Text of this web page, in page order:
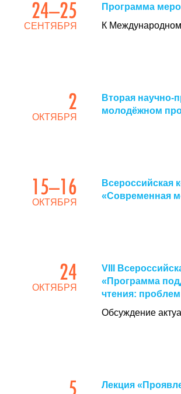
24–25
СЕНТЯБРЯ
Программа
К
2
ОКТЯБРЯ
Вторая научно-
молодёжном
15–16
ОКТЯБРЯ
Всероссийская
«Современная
24
ОКТЯБРЯ
VIII
«Программа
чтения:
Обсуждение
5 Лекция